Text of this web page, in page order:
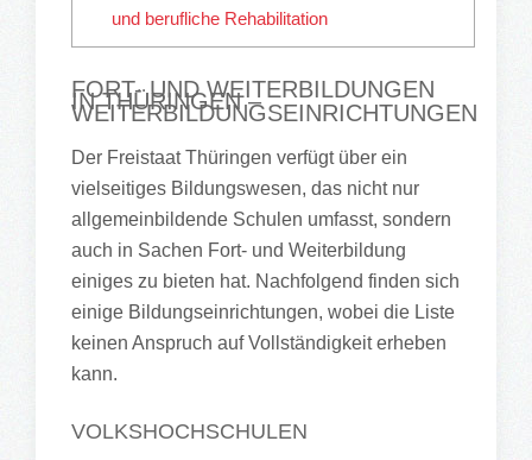
und berufliche Rehabilitation
FORT- UND WEITERBILDUNGEN
IN THÜRINGEN –
WEITERBILDUNGSEINRICHTUNGEN
Der Freistaat Thüringen verfügt über ein
vielseitiges Bildungswesen, das nicht nur
allgemeinbildende Schulen umfasst, sondern
auch in Sachen Fort- und Weiterbildung
einiges zu bieten hat. Nachfolgend finden sich
einige Bildungseinrichtungen, wobei die Liste
keinen Anspruch auf Vollständigkeit erheben
kann.
VOLKSHOCHSCHULEN